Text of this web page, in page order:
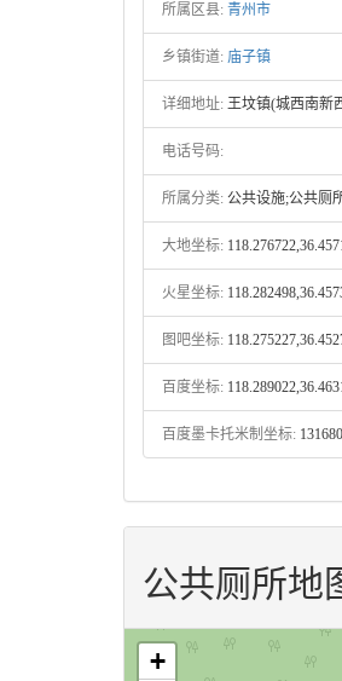
所属区县: 青州市
乡镇街道: 庙子镇
详细地址: 王坟镇(城西南新
电话号码:
所属分类: 公共设施;公共厕
大地坐标:
火星坐标:
图吧坐标:
百度坐标:
百度墨卡托米制坐标:
公共厕所地
+